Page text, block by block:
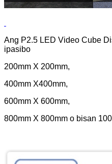
Ang P2.5 LED Video Cube
ipasibo
200mm X 200mm,
400mm X400mm,
600mm X 600mm,
800mm X 800mm o bisan